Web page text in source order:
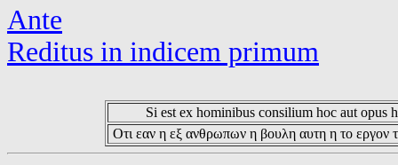
Ante
Reditus in indicem primum
Si est ex hominibus consilium hoc aut opus
Οτι εαν η εξ ανθρωπων η βουλη αυτη η το εργον